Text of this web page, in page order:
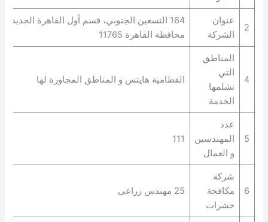
2
عنوان
الشركة
164 التسعين الجنوبي، قسم أول القاهرة الجديدة،
محافظة القاهرة‬ 11765
4
المناطق
التي
تشلمها
الخدمة
القطامية هايتس و المناطق المجاورة لها
5
عدد
المهندسين
و العمال
111
6
شركة
مكافحة
حشرات
25 مهندس زراعي